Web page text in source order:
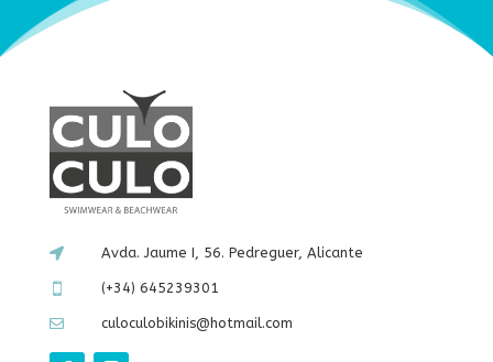
 Avda. Jaume I, 56. Pedreguer, Alicante
(+34) 645239301
 culoculobikinis@hotmail.com